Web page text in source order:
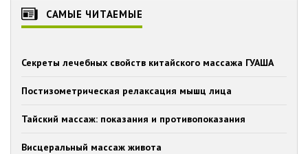
САМЫЕ ЧИТАЕМЫЕ
Секреты лечебных свойств китайского массажа ГУАША
Постизометрическая релаксация мышц лица
Тайский массаж: показания и противопоказания
Висцеральный массаж живота